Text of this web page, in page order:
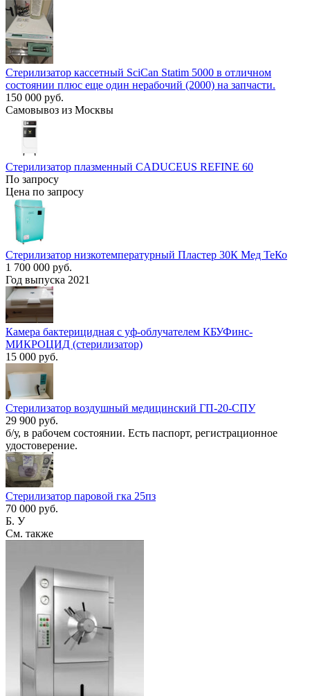
Стерилизатор кассетный SciCan Statim 5000 в отличном
состоянии плюс еще один нерабочий (2000) на запчасти.
150 000 руб.
Самовывоз из Москвы
Стерилизатор плазменный CADUCEUS REFINE 60
По запросу
Цена по запросу
Стерилизатор низкотемпературный Пластер 30К Мед ТеКо
1 700 000 руб.
Год выпуска 2021
Камера бактерицидная с уф-облучателем КБУФинс-
МИКРОЦИД (стерилизатор)
15 000 руб.
Стерилизатор воздушный медицинский ГП-20-СПУ
29 900 руб.
б/у, в рабочем состоянии. Есть паспорт, регистрационное
удостоверение.
Стерилизатор паровой гка 25пз
70 000 руб.
Б. У
См. также